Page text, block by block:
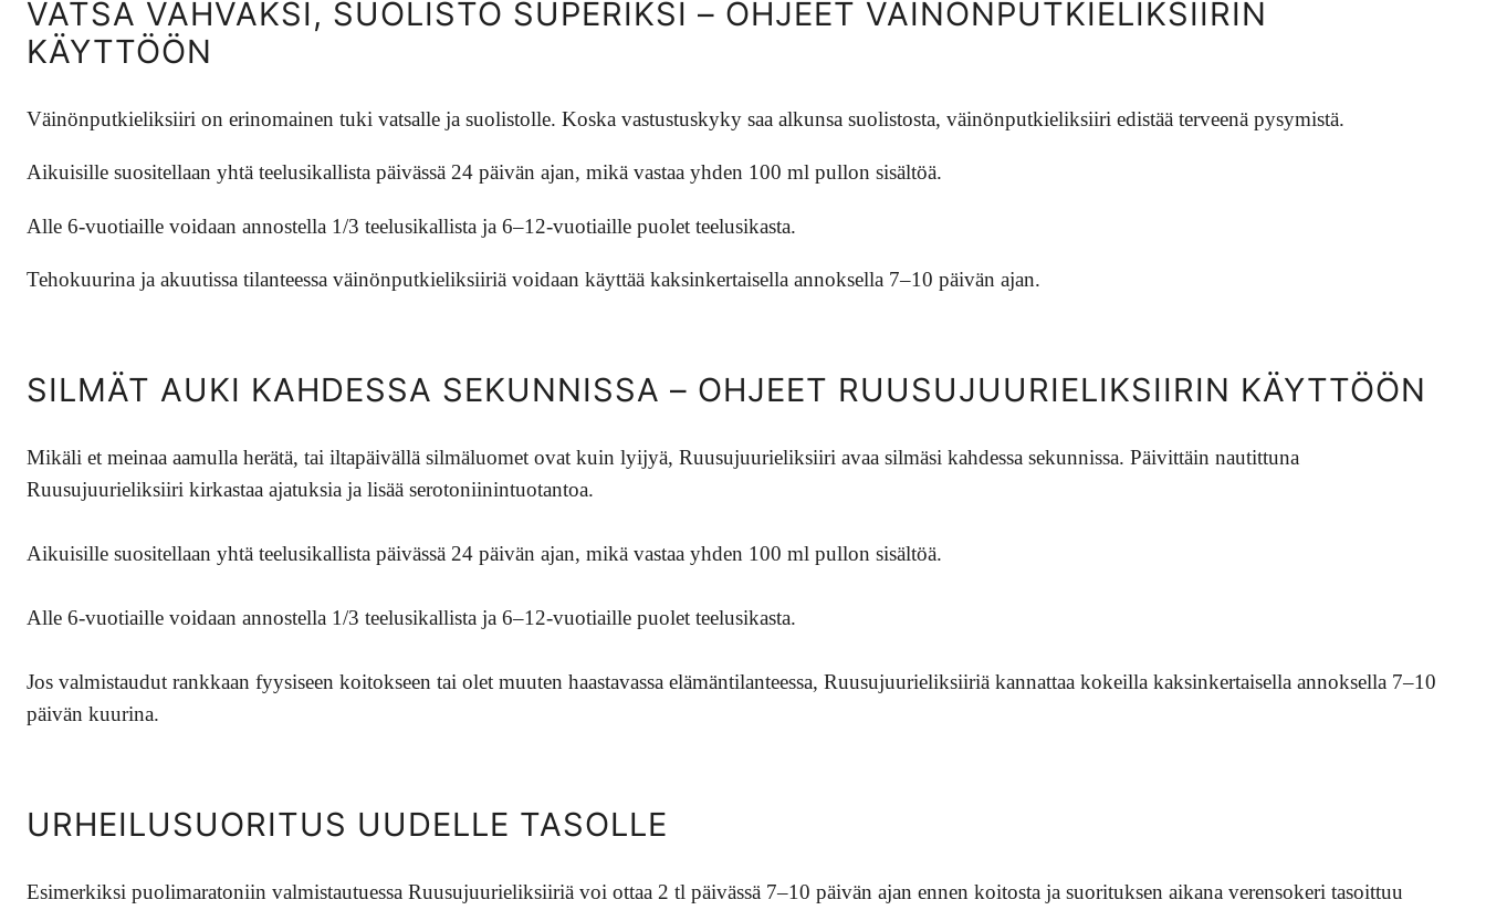
VATSA VAHVAKSI, SUOLISTO SUPERIKSI – OHJEET VÄINÖNPUTKIELIKSIIRIN
KÄYTTÖÖN
Väinönputkieliksiiri on erinomainen tuki vatsalle ja suolistolle. Koska vastustuskyky saa alkunsa suolistosta, väinönputkieliksiiri edistää terveenä pysymistä.
Aikuisille suositellaan yhtä teelusikallista päivässä 24 päivän ajan, mikä vastaa yhden 100 ml pullon sisältöä.
Alle 6-vuotiaille voidaan annostella 1/3 teelusikallista ja 6–12-vuotiaille puolet teelusikasta.
Tehokuurina ja akuutissa tilanteessa väinönputkieliksiiriä voidaan käyttää kaksinkertaisella annoksella 7–10 päivän ajan.
SILMÄT AUKI KAHDESSA SEKUNNISSA – OHJEET RUUSUJUURIELIKSIIRIN KÄYTTÖÖN
Mikäli et meinaa aamulla herätä, tai iltapäivällä silmäluomet ovat kuin lyijyä, Ruusujuurieliksiiri avaa silmäsi kahdessa sekunnissa. Päivittäin nautittuna
Ruusujuurieliksiiri kirkastaa ajatuksia ja lisää serotoniinintuotantoa.
Aikuisille suositellaan yhtä teelusikallista päivässä 24 päivän ajan, mikä vastaa yhden 100 ml pullon sisältöä.
Alle 6-vuotiaille voidaan annostella 1/3 teelusikallista ja 6–12-vuotiaille puolet teelusikasta.
Jos valmistaudut rankkaan fyysiseen koitokseen tai olet muuten haastavassa elämäntilanteessa, Ruusujuurieliksiiriä kannattaa kokeilla kaksinkertaisella annoksella 7–10
päivän kuurina.
URHEILUSUORITUS UUDELLE TASOLLE
Esimerkiksi puolimaratoniin valmistautuessa Ruusujuurieliksiiriä voi ottaa 2 tl päivässä 7–10 päivän ajan ennen koitosta ja suorituksen aikana verensokeri tasoittuu